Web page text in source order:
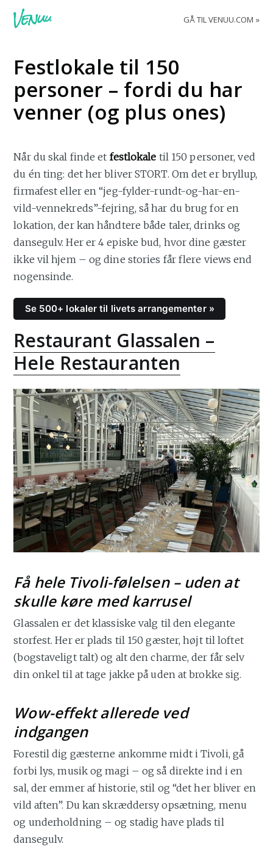
GÅ TIL VENUU.COM
Festlokale til 150
personer – fordi du har
venner (og plus ones)
Når du skal finde et festlokale til 150 personer, ved
du én ting: det her bliver STORT. Om det er bryllup,
firmafest eller en “jeg-fylder-rundt-og-har-en-
vild-vennekreds”-fejring, så har du brug for en
lokation, der kan håndtere både taler, drinks og
dansegulv. Her er 4 episke bud, hvor dine gæster
ikke vil hjem – og dine stories får flere views end
nogensinde.
Se 500+ lokaler til livets arrangementer »
Restaurant Glassalen –
Hele Restauranten
Få hele Tivoli-følelsen – uden at
skulle køre med karrusel
Glassalen er det klassiske valg til den elegante
storfest. Her er plads til 150 gæster, højt til loftet
(bogstaveligt talt) og alt den charme, der får selv
din onkel til at tage jakke på uden at brokke sig.
Wow-effekt allerede ved
indgangen
Forestil dig gæsterne ankomme midt i Tivoli, gå
forbi lys, musik og magi – og så direkte ind i en
sal, der emmer af historie, stil og “det her bliver en
vild aften”. Du kan skræddersy opsætning, menu
og underholdning – og stadig have plads til
dansegulv.